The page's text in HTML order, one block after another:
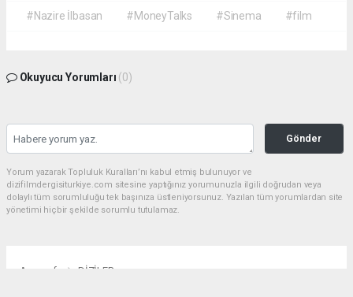
#Nazire İlbasan #MoneyTalks #Sinema #film
Okuyucu Yorumları (0)
Gönder
Yorum yazarak Topluluk Kuralları’nı kabul etmiş bulunuyor ve
dizifilmdergisiturkiye.com sitesine yaptığınız yorumunuzla ilgili doğrudan veya
dolaylı tüm sorumluluğu tek başınıza üstleniyorsunuz. Yazılan tüm yorumlardan site
yönetimi hiçbir şekilde sorumlu tutulamaz.
Anasayfa DİZİLER